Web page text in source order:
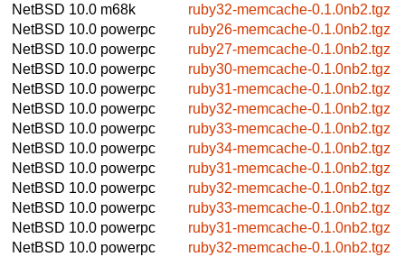
NetBSD 10.0 m68k
ruby32-memcache-0.1.0nb2.tgz
NetBSD 10.0 powerpc
ruby26-memcache-0.1.0nb2.tgz
NetBSD 10.0 powerpc
ruby27-memcache-0.1.0nb2.tgz
NetBSD 10.0 powerpc
ruby30-memcache-0.1.0nb2.tgz
NetBSD 10.0 powerpc
ruby31-memcache-0.1.0nb2.tgz
NetBSD 10.0 powerpc
ruby32-memcache-0.1.0nb2.tgz
NetBSD 10.0 powerpc
ruby33-memcache-0.1.0nb2.tgz
NetBSD 10.0 powerpc
ruby34-memcache-0.1.0nb2.tgz
NetBSD 10.0 powerpc
ruby31-memcache-0.1.0nb2.tgz
NetBSD 10.0 powerpc
ruby32-memcache-0.1.0nb2.tgz
NetBSD 10.0 powerpc
ruby33-memcache-0.1.0nb2.tgz
NetBSD 10.0 powerpc
ruby31-memcache-0.1.0nb2.tgz
NetBSD 10.0 powerpc ruby32-memcache-0.1.0nb2.tgz